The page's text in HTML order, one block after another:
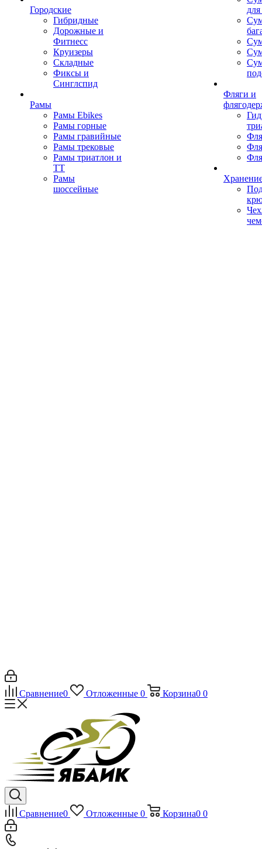
Городские
Гибридные
Дорожные и
Фитнесс
Круизеры
Складные
Фиксы и
Синглспид
Рамы
Рамы Ebikes
Рамы горные
Рамы гравийные
Рамы трековые
Рамы триатлон и
ТТ
Рамы
шоссейные
Фляги и
Сравнение0 Отложенные 0 Корзина0 0
Сравнение0 Отложенные 0 Корзина0 0